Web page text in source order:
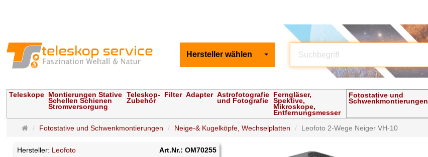
Hersteller wählen
Teleskope Montierungen Stative
Schellen Schienen
Stromversorgung
Teleskop-
Zubehör
Filter Adapter Astrofotografie
und Fotografie
Ferngläser,
Spektive,
Mikroskope,
Entfernungsmesser
Fotostative und
Schwenkmontierungen
Startseite
Fotostative und Schwenkmontierungen Neige-& Kugelköpfe, Wechselplatten Leofoto 2-Wege Neiger VH-10
Hersteller: Leofoto Art.Nr.: OM70255